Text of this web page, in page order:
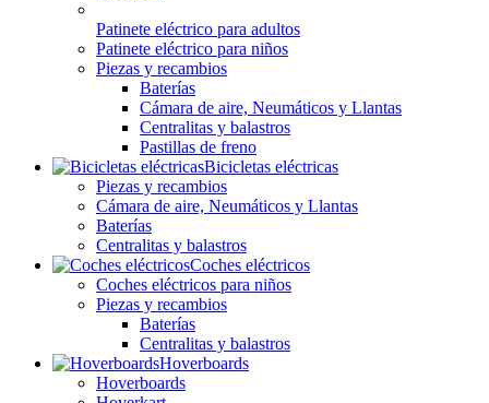
Patinete eléctrico para adultos
Patinete eléctrico para niños
Piezas y recambios
Baterías
Cámara de aire, Neumáticos y Llantas
Centralitas y balastros
Pastillas de freno
Bicicletas eléctricas
Piezas y recambios
Cámara de aire, Neumáticos y Llantas
Baterías
Centralitas y balastros
Coches eléctricos
Coches eléctricos para niños
Piezas y recambios
Baterías
Centralitas y balastros
Hoverboards
Hoverboards